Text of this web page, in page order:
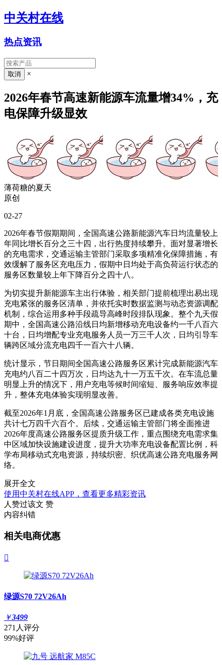
中关村在线
热点资讯
×
2026年春节高速新能源车流量增34%，充
电保障升级显效
薄荷糖的夏天
原创
02-27
2026年春节假期期间，全国高速公路新能源汽车日均流量较上
年同比增长百分之三十四，出行热度持续攀升。面对显著增长
的充电需求，交通运输主管部门采取多项精准化保障措施，有
效缓解了服务区充电压力，假期中日均处于高负荷运行状态的
服务区数量较上年下降百分之四十八。
为切实提升新能源车主出行体验，相关部门提前梳理出易出现
充电紧张的服务区清单，并依托实时数据监测与动态资源调配
机制，综合运用多种手段疏导高峰时段排队现象。整个九天假
期中，全国高速公路沿线日均新增移动充电设备约一千八百六
十台，日均增配专业充电服务人员一万三千人次，日均引导车
辆跨区域分流充电四千一百六十八辆。
统计显示，节日期间全国高速公路服务区累计完成新能源汽车
充电约八百二十四万次，日均达九十一万五千次。在车流总量
明显上升的情况下，用户充电等候时间缩短、服务响应效率提
升，整体充电体验实现明显改善。
截至2026年1月底，全国高速公路服务区已建成各类充电设施
共计七万四千六百个。后续，交通运输主管部门将全面推进
2026年度高速公路服务区提质升级工作，重点围绕充电需求集
中区域加快设施建设进度，提升大功率充电设备配置比例，科
学布局移动式充电资源，持续织密、织优高速公路充电服务网
络。
展开全文
使用中关村在线APP，查看更多精彩资讯
人赞过该文 赞
内容纠错
相关电商优惠

绿源S70 72V26Ah
￥3499
271人评分
99%好评